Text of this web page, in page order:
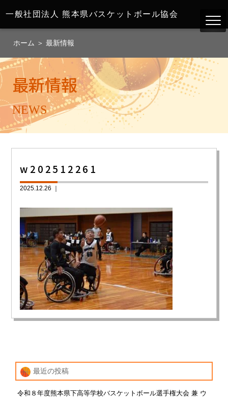
一般社団法人 熊本県バスケットボール協会
ホーム ＞ 最新情報
最新情報
NEWS
w202512261
2025.12.26 ｜
最近の投稿
令和８年度熊本県下高等学校バスケットボール選手権大会 兼 ウ